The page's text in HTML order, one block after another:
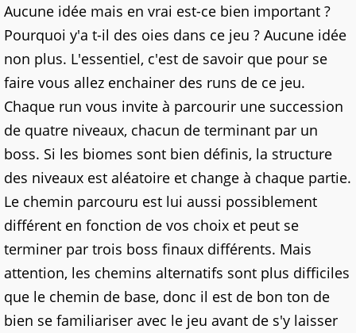
Aucune idée mais en vrai est-ce bien important ?
Pourquoi y'a t-il des oies dans ce jeu ? Aucune idée
non plus. L'essentiel, c'est de savoir que pour se
faire vous allez enchainer des runs de ce jeu.
Chaque run vous invite à parcourir une succession
de quatre niveaux, chacun de terminant par un
boss. Si les biomes sont bien définis, la structure
des niveaux est aléatoire et change à chaque partie.
Le chemin parcouru est lui aussi possiblement
différent en fonction de vos choix et peut se
terminer par trois boss finaux différents. Mais
attention, les chemins alternatifs sont plus difficiles
que le chemin de base, donc il est de bon ton de
bien se familiariser avec le jeu avant de s'y laisser